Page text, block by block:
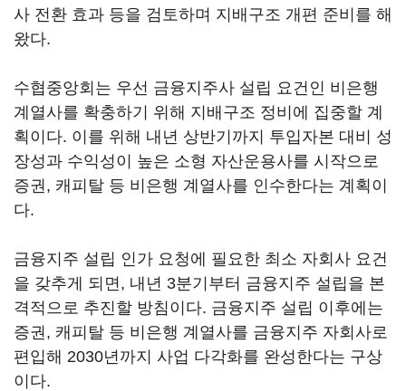
사 전환 효과 등을 검토하며 지배구조 개편 준비를 해
왔다.
수협중앙회는 우선 금융지주사 설립 요건인 비은행
계열사를 확충하기 위해 지배구조 정비에 집중할 계
획이다. 이를 위해 내년 상반기까지 투입자본 대비 성
장성과 수익성이 높은 소형 자산운용사를 시작으로
증권, 캐피탈 등 비은행 계열사를 인수한다는 계획이
다.
금융지주 설립 인가 요청에 필요한 최소 자회사 요건
을 갖추게 되면, 내년 3분기부터 금융지주 설립을 본
격적으로 추진할 방침이다. 금융지주 설립 이후에는
증권, 캐피탈 등 비은행 계열사를 금융지주 자회사로
편입해 2030년까지 사업 다각화를 완성한다는 구상
이다.